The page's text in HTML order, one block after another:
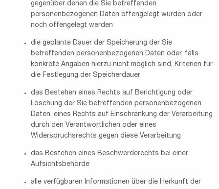
gegenüber denen die Sie betreffenden
personenbezogenen Daten offengelegt wurden oder
noch offengelegt werden
die geplante Dauer der Speicherung der Sie
betreffenden personenbezogenen Daten oder, falls
konkrete Angaben hierzu nicht möglich sind, Kriterien für
die Festlegung der Speicherdauer
das Bestehen eines Rechts auf Berichtigung oder
Löschung der Sie betreffenden personenbezogenen
Daten, eines Rechts auf Einschränkung der Verarbeitung
durch den Verantwortlichen oder eines
Widerspruchsrechts gegen diese Verarbeitung
das Bestehen eines Beschwerderechts bei einer
Aufsichtsbehörde
alle verfügbaren Informationen über die Herkunft der